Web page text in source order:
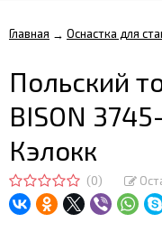
Главная → Оснастка для
Польский
BISON
Кэлокк
(0)